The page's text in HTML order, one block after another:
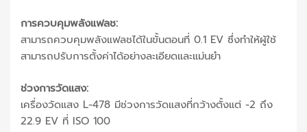
การควบคุมพลังแฟลช:
สามารถควบคุมพลังแฟลชได้ในขั้นตอนที่ 0.1 EV ซึ่งทำให้ผู้ใช้
สามารถปรับการตั้งค่าได้อย่างละเอียดและแม่นยำ
ช่วงการวัดแสง:
เครื่องวัดแสง L-478 มีช่วงการวัดแสงที่กว้างตั้งแต่ -2 ถึง
22.9 EV ที่ ISO 100